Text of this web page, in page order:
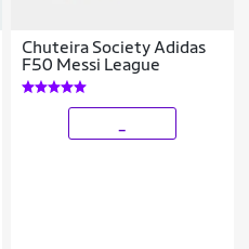
Chuteira Society Adidas
F50 Messi League